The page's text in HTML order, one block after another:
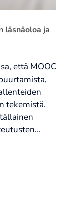
läsnäoloa ja
että MOOC
tekemistä.